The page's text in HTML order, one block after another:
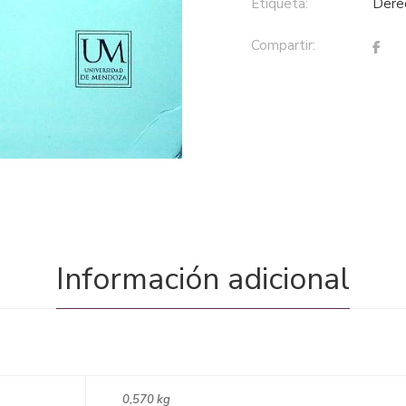
Etiqueta:
Compartir:
Información adicional
0,570 kg